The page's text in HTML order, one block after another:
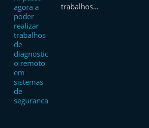
trabalhos…